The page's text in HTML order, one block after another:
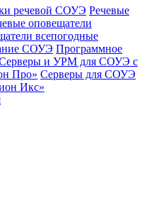
речевой СОУЭ Речевые
оповещатели
всепогодные
СОУЭ Программное
и УРМ для СОУЭ с
Про» Серверы для СОУЭ
Икс»